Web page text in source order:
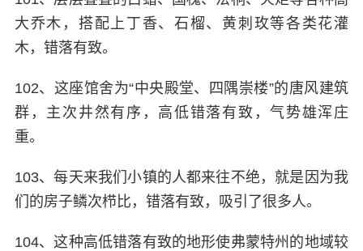
大乔木，搭配上丁香、石榴、黄刺玫等各类花灌
木，错落有致。
102、这座馆舍为“中央殿堂、四隅崇楼”的唐风建筑
群，主次井然有序，高低错落有致，气势雄浑庄
重。
103、每天来我们小镇的人都来往不绝，就是因为我
们的房子鳞次栉比，错落有致，吸引了很多人。
104、这种高低错落有致的地形使弗蒙特州的地域较